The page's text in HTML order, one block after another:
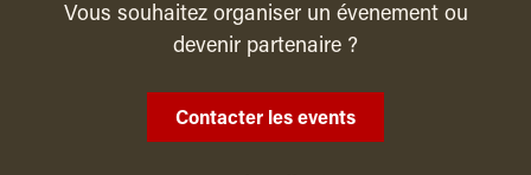
Vous souhaitez organiser un évenement ou
devenir partenaire ?
Contacter les events